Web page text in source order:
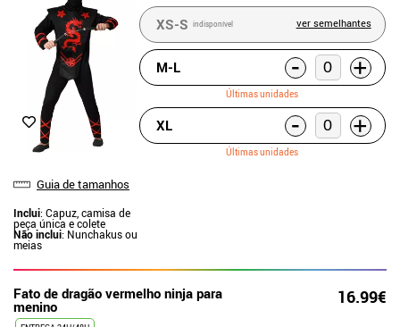
Guia de tamanhos
Inclui: Capuz, camisa de
peça única e colete
Não inclui: Nunchakus ou
meias
XS-S indisponível ver semelhantes
M-L - +
Últimas unidades
XL - +
Últimas unidades
Fato de dragão vermelho ninja para
menino 16.99€